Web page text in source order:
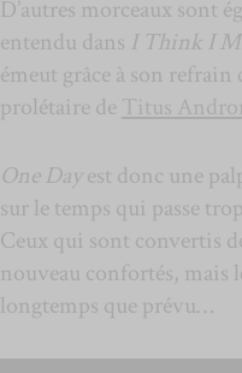
D’autres morceaux sont
entendu dans I Think I
émeut grâce à son refrain
prolétaire de Titus
One Dayest donc une
sur le temps qui passe
Ceux qui sont convertis
nouveau confortés, mais
longtemps que prévu…